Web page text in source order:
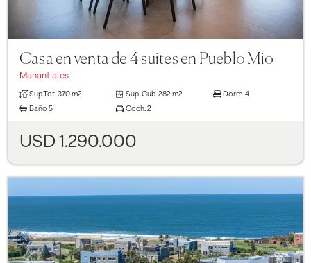
Casa en venta de 4 suites en Pueblo Mio
Manantiales
Sup.Tot.370 m2 Sup. Cub. 282 m2 Dorm. 4
Baño 5 Coch. 2
USD 1.290.000
Previous Next